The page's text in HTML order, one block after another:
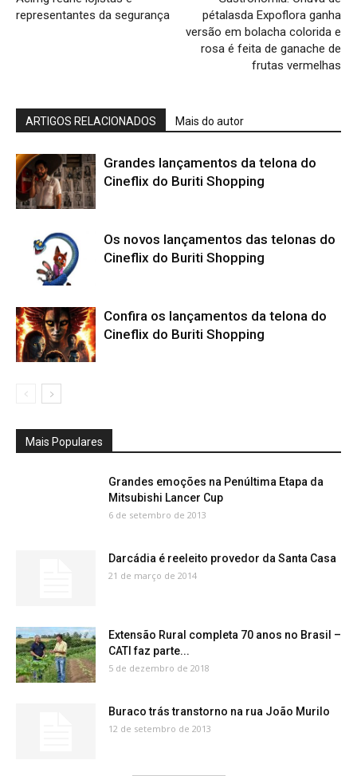
representantes da segurança
pétalasda Expoflora ganha
versão em bolacha colorida e
rosa é feita de ganache de
frutas vermelhas
ARTIGOS RELACIONADOS Mais do autor
Grandes lançamentos da telona do
Cineflix do Buriti Shopping
Os novos lançamentos das telonas do
Cineflix do Buriti Shopping
Confira os lançamentos da telona do
Cineflix do Buriti Shopping
Mais Populares
Grandes emoções na Penúltima Etapa da
Mitsubishi Lancer Cup
6 de setembro de 2013
Darcádia é reeleito provedor da Santa Casa
21 de março de 2014
Extensão Rural completa 70 anos no Brasil –
CATI faz parte...
5 de dezembro de 2018
Buraco trás transtorno na rua João Murilo
12 de setembro de 2013